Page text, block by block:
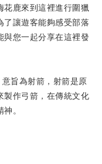
鹿來到這裡進行圍獵
了讓遊客能夠感受部落
與您一起分享在這裡發
旨為射箭，射箭是原
製作弓箭，在傳統文化
。